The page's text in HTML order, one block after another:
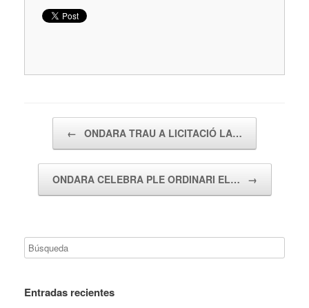
← ONDARA TRAU A LICITACIÓ LA…
ONDARA CELEBRA PLE ORDINARI EL… →
Entradas recientes